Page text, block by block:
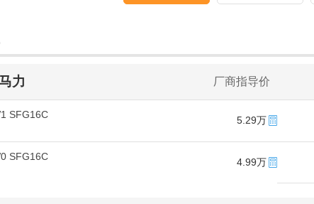
力 厂商指导价
SFG16C
5.29万
SFG16C
4.99万